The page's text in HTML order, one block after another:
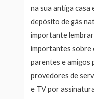
na sua antiga casa
depósito de gás
importante
importantes sobre
parentes e amigos
provedores de
e TV por